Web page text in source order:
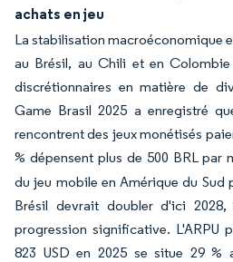
achats en jeu
La stabilisation macroéconomique
au Brésil, au Chili et en
discrétionnaires en matière de
Game Brasil 2025 a enregistré
rencontrent des jeux monétisés
% dépensent plus de 500 BRL par
du jeu mobile en Amérique du Sud
Brésil devrait doubler d'ici
progression significative. L'ARPU
823 USD en 2025 se situe 29 %